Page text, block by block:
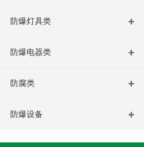
防爆灯具类
防爆电器类
防腐类
防爆设备